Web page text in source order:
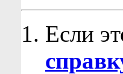
Если